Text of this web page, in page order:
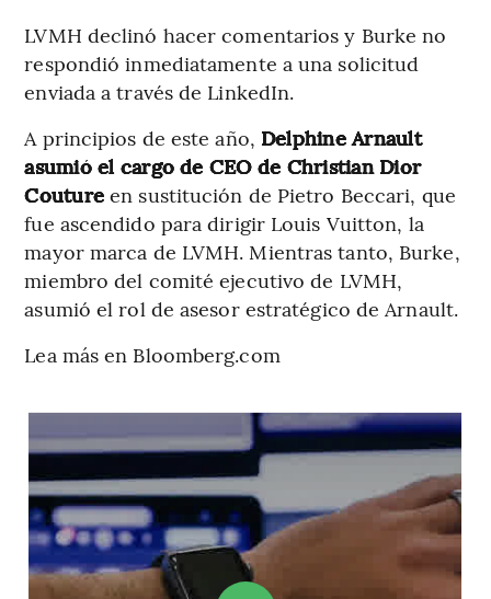
LVMH declinó hacer comentarios y Burke no
respondió inmediatamente a una solicitud
enviada a través de LinkedIn.
A principios de este año, Delphine Arnault
asumió el cargo de CEO de Christian Dior
Couture en sustitución de Pietro Beccari, que
fue ascendido para dirigir Louis Vuitton, la
mayor marca de LVMH. Mientras tanto, Burke,
miembro del comité ejecutivo de LVMH,
asumió el rol de asesor estratégico de Arnault.
Lea más en Bloomberg.com